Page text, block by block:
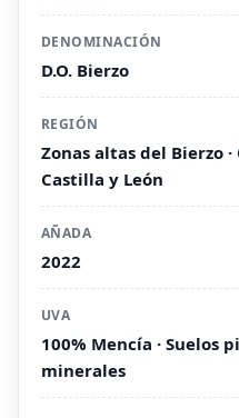
DENOMINACIÓN
D.O. Bierzo
REGIÓN
Zonas altas del Bierzo
Castilla y León
AÑADA
2022
UVA
100% Mencía · Suelos
minerales